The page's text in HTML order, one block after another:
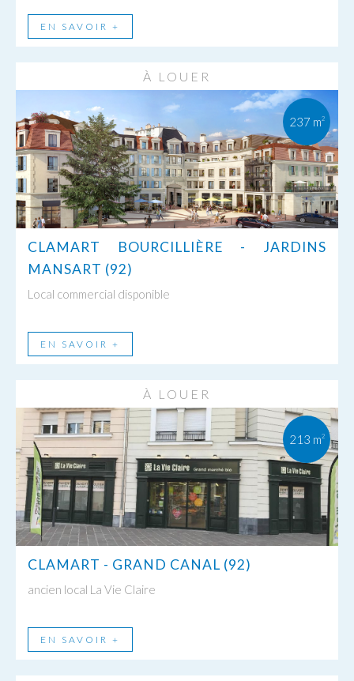
EN SAVOIR +
À LOUER
237 m2
CLAMART BOURCILLIÈRE - JARDINS
MANSART (92)
Local commercial disponible
EN SAVOIR +
À LOUER
213 m2
CLAMART - GRAND CANAL (92)
ancien local La Vie Claire
EN SAVOIR +